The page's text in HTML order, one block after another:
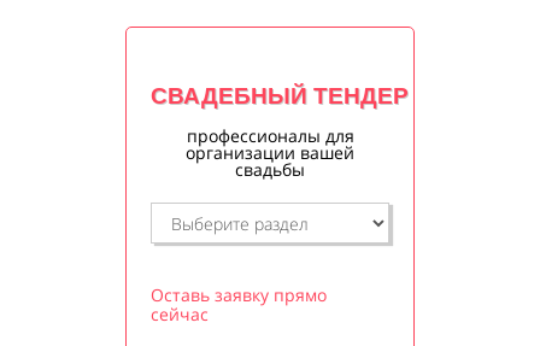
СВАДЕБНЫЙ ТЕНДЕР
профессионалы для
организации вашей
свадьбы
Оставь заявку прямо
сейчас